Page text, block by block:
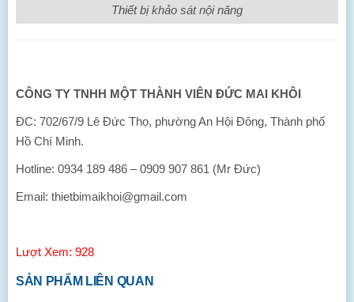
Thiết bị khảo sát nội năng
CÔNG TY TNHH MỘT THÀNH VIÊN ĐỨC MAI KHÔI
ĐC: 702/67/9 Lê Đức Thọ, phường An Hội Đông, Thành phố
Hồ Chí Minh.
Hotline: 0934 189 486 – 0909 907 861 (Mr Đức)
Email: thietbimaikhoi@gmail.com
Lượt Xem: 928
SẢN PHẨM LIÊN QUAN